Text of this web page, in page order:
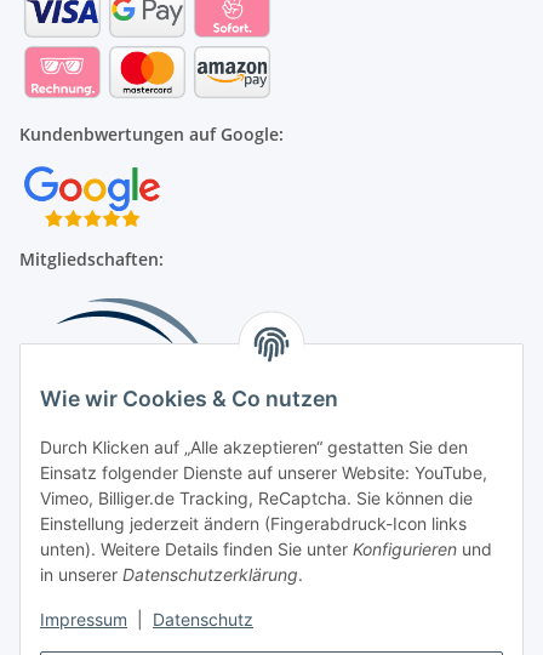
Wie wir Cookies & Co nutzen
Durch Klicken auf „Alle akzeptieren“ gestatten Sie den
Einsatz folgender Dienste auf unserer Website: YouTube,
Vimeo, Billiger.de Tracking, ReCaptcha. Sie können die
Einstellung jederzeit ändern (Fingerabdruck-Icon links
unten). Weitere Details finden Sie unter Konfigurieren und
in unserer Datenschutzerklärung.
Impressum Datenschutz
Kundenbwertungen auf Google:
Mitgliedschaften:
Beliebte Kategorien
Kompressionsversorgung